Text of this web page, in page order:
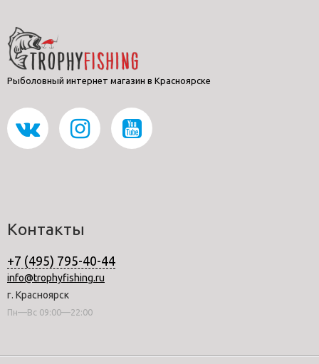
Рыболовный интернет магазин в Красноярске
Контакты
+7 (495) 795-40-44
info@trophyfishing.ru
г. Красноярск
Пн—Вс 09:00—22:00